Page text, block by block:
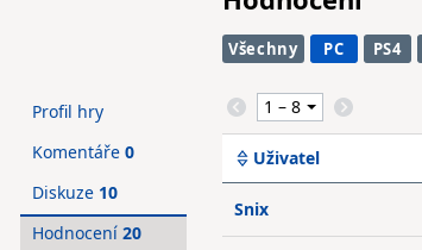
Všechny PC PS4
Uživatel
Snix
Profil hry
Komentáře 0
Diskuze 10
Hodnocení 20